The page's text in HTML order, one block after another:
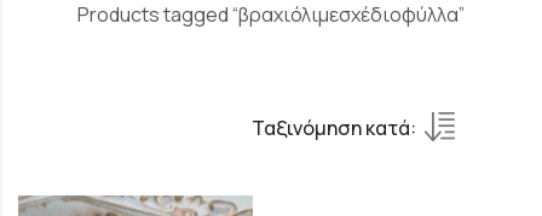
Products tagged “βραχιόλιμεσχέδιοφύλλα”
Ταξινόμηση κατά: